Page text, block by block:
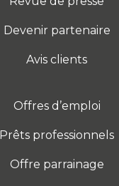
Devenir partenaire
Avis clients
Offres d’emploi
Prêts professionnels
Offre parrainage